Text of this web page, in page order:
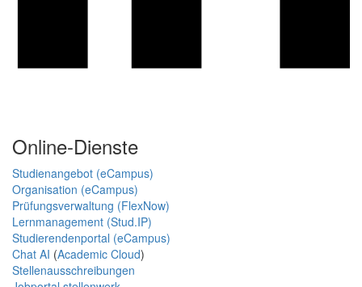
Online-Dienste
Studienangebot (eCampus)
Organisation (eCampus)
Prüfungsverwaltung (FlexNow)
Lernmanagement (Stud.IP)
Studierendenportal (eCampus)
Chat AI (Academic Cloud)
Stellenausschreibungen